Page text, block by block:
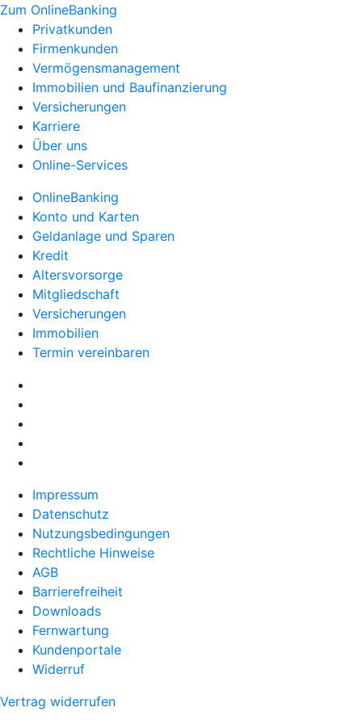
Zum OnlineBanking
Privatkunden
Firmenkunden
Vermögensmanagement
Immobilien und Baufinanzierung
Versicherungen
Karriere
Über uns
Online-Services
OnlineBanking
Konto und Karten
Geldanlage und Sparen
Kredit
Altersvorsorge
Mitgliedschaft
Versicherungen
Immobilien
Termin vereinbaren
Impressum
Datenschutz
Nutzungsbedingungen
Rechtliche Hinweise
AGB
Barrierefreiheit
Downloads
Fernwartung
Kundenportale
Widerruf
Vertrag widerrufen